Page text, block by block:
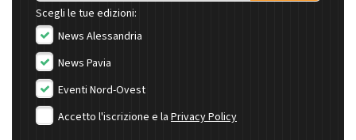
Scegli le tue edizioni:
News Alessandria
News Pavia
Eventi Nord-Ovest
Accetto l'iscrizione e la Privacy Policy